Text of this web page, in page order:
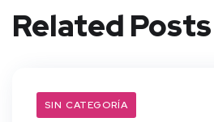
Related Posts
SIN CATEGORÍA